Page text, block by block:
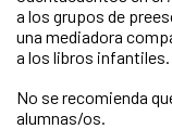
a los grupos de
una mediadora
a los libros infantiles.
No se recomienda
alumnas/os.